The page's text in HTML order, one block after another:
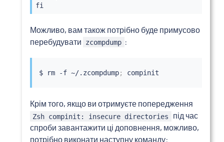
fi
Можливо, вам також потрібно буде примусово
перебудувати
zcompdump :
$ rm -f ~/.zcompdump;
Крім того, якщо ви отримуєте попередження
Zsh compinit: insecure directories
під час
спроби завантажити ці доповнення, можливо,
потрібно виконати наступну команду: